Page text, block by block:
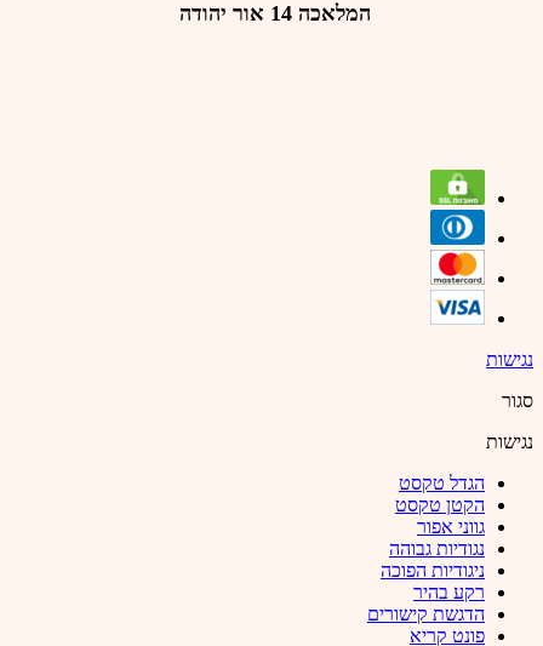
המלאכה 14 אור יהודה
נגישות
סגור
נגישות
הגדל טקסט
הקטן טקסט
גווני אפור
נגודיות גבוהה
ניגודיות הפוכה
רקע בהיר
הדגשת קישורים
פונט קריא